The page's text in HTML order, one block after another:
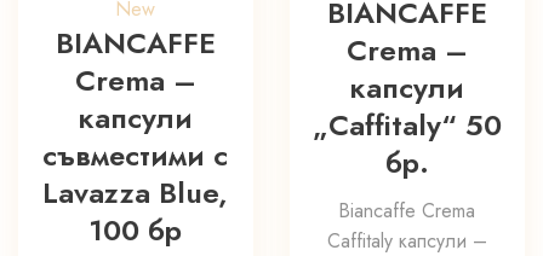
New
BIANCAFFE
Crema –
капсули
съвместими с
Lavazza Blue,
100 бр
BIANCAFFE
Crema –
капсули
„Caffitaly“ 50
бр.
Biancaffe Crema
Caffitaly капсули –